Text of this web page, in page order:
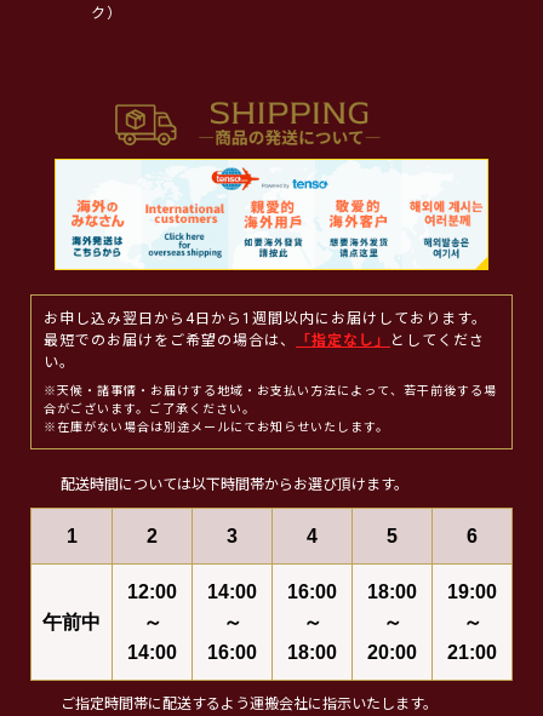
ク）
お申し込み翌日から4日から1週間以内にお届けしております。
最短でのお届けをご希望の場合は、
「指定なし」
としてくださ
い。
※天候・諸事情・お届けする地域・お支払い方法によって、若干前後する場
合がございます。ご了承ください。
※在庫がない場合は別途メールにてお知らせいたします。
配送時間については以下時間帯からお選び頂けます。
1 2 3 4 5 6
午前中
12:00
～
14:00
14:00
～
16:00
16:00
～
18:00
18:00
～
20:00
19:00
～
21:00
ご指定時間帯に配送するよう運搬会社に指示いたします。